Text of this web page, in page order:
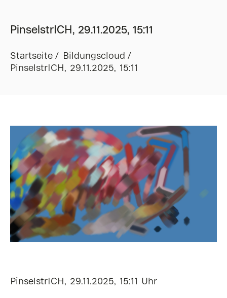
PinselstrICH, 29.11.2025, 15:11
Startseite
Bildungscloud
PinselstrICH, 29.11.2025, 15:11
PinselstrICH, 29.11.2025, 15:11 Uhr